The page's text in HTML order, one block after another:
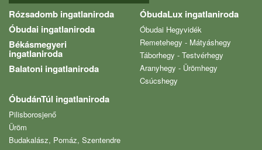
Rózsadomb ingatlaniroda
Óbudai ingatlaniroda
Békásmegyeri
ingatlaniroda
Balatoni ingatlaniroda
ÓbudaLux ingatlaniroda
Óbudai Hegyvidék
Remetehegy - Mátyáshegy
Táborhegy - Testvérhegy
Aranyhegy - Ürömhegy
Csúcshegy
ÓbudánTúl ingatlaniroda
Pilisborosjenő
Üröm
Budakalász, Pomáz, Szentendre